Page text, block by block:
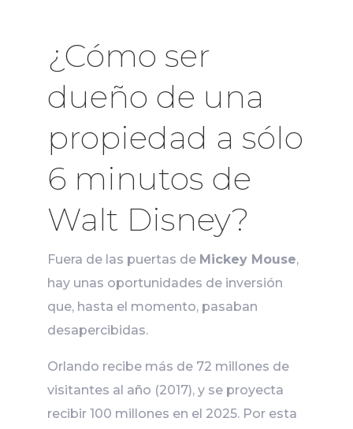
¿Cómo ser
dueño de una
propiedad a sólo
6 minutos de
Walt Disney?
Fuera de las puertas de Mickey Mouse,
hay unas oportunidades de inversión
que, hasta el momento, pasaban
desapercibidas.
Orlando recibe más de 72 millones de
visitantes al año (2017), y se proyecta
recibir 100 millones en el 2025. Por esta